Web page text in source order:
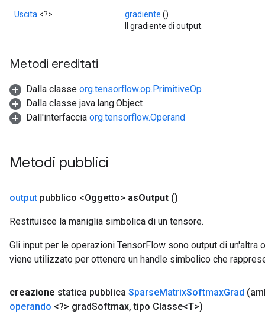
Uscita <?> gradiente ()
Il gradiente di output.
Metodi ereditati
Dalla classe org.tensorflow.op.PrimitiveOp
Dalla classe java.lang.Object
Dall'interfaccia org.tensorflow.Operand
Metodi pubblici
output pubblico <Oggetto> asOutput ()
Restituisce la maniglia simbolica di un tensore.
Gli input per le operazioni TensorFlow sono output di un'altra
viene utilizzato per ottenere un handle simbolico che
creazione statica pubblica SparseMatrixSoftmaxGrad
operando <?> gradSoftmax, tipo Classe<T>)